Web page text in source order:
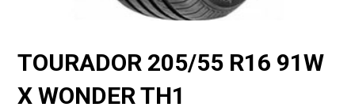
TOURADOR 205/55 R16 91W
X WONDER TH1